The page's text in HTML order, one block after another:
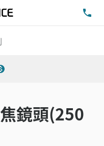
鏡頭(250